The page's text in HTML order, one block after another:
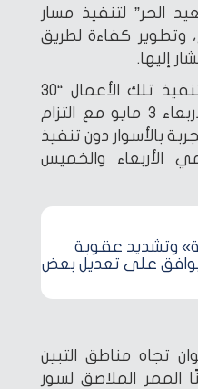
الحر” لتنفيذ مسار
وتطوير كفاءة لطريق
إليها.
ونوهت المرور بأن مدة تنفيذ تلك الأعمال “30
يومًا فقط” اعتبارًا من الأربعاء 3 مايو مع التزام
بالأسوار دون تنفيذ
الأربعاء والخميس
وتشديد عقوبة
يوافق على تعديل بعض
تجاه مناطق التبين
الممر الملاصق لسور